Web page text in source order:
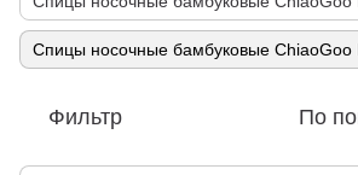
Фильтр По